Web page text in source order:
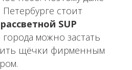
стоит
рассветной SUP
можно застать
щёчки фирменным